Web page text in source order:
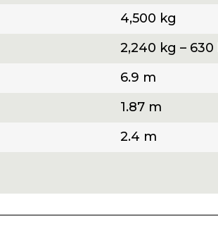
4,500 kg
2,240 kg –
6.9 m
1.87 m
2.4 m